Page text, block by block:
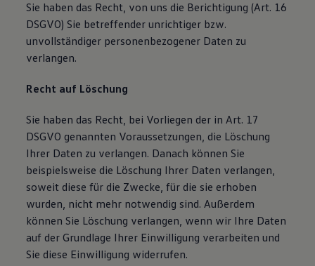
Sie haben das Recht, von uns die Berichtigung (Art. 16
DSGVO) Sie betreffender unrichtiger bzw.
unvollständiger personenbezogener Daten zu
verlangen.
Recht auf Löschung
Sie haben das Recht, bei Vorliegen der in Art. 17
DSGVO genannten Voraussetzungen, die Löschung
Ihrer Daten zu verlangen. Danach können Sie
beispielsweise die Löschung Ihrer Daten verlangen,
soweit diese für die Zwecke, für die sie erhoben
wurden, nicht mehr notwendig sind. Außerdem
können Sie Löschung verlangen, wenn wir Ihre Daten
auf der Grundlage Ihrer Einwilligung verarbeiten und
Sie diese Einwilligung widerrufen.